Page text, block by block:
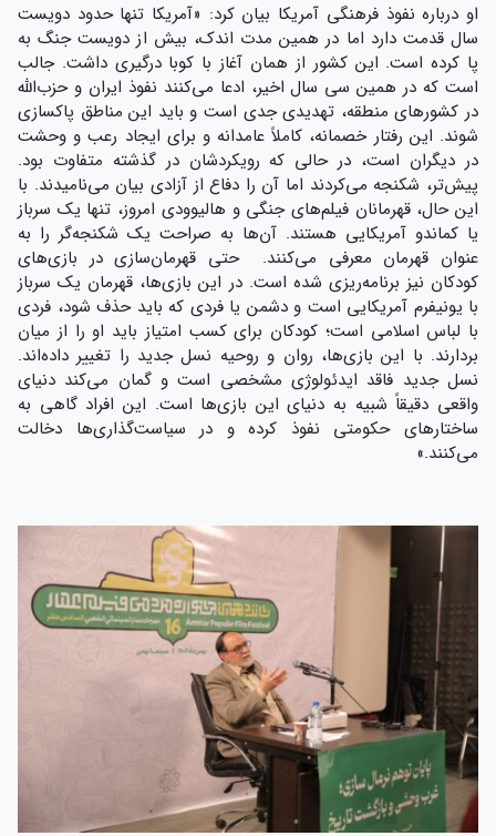
او درباره نفوذ فرهنگی آمریکا بیان کرد: «آمریکا تنها حدود دویست
سال قدمت دارد اما در همین مدت اندک، بیش از دویست جنگ به
پا کرده است. این کشور از همان آغاز با کوبا درگیری داشت. جالب
است که در همین سی سال اخیر، ادعا می‌کنند نفوذ ایران و حزب‌الله
در کشورهای منطقه، تهدیدی جدی است و باید این مناطق پاکسازی
شوند. این رفتار خصمانه، کاملاً عامدانه و برای ایجاد رعب و وحشت
در دیگران است، در حالی که رویکردشان در گذشته متفاوت بود.
پیش‌تر، شکنجه می‌کردند اما آن را دفاع از آزادی بیان می‌نامیدند. با
این حال، قهرمانان فیلم‌های جنگی و هالیوودی امروز، تنها یک سرباز
یا کماندو آمریکایی هستند. آن‌ها به صراحت یک شکنجه‌گر را به
عنوان قهرمان معرفی می‌کنند. حتی قهرمان‌سازی در بازی‌های
کودکان نیز برنامه‌ریزی شده است. در این بازی‌ها، قهرمان یک سرباز
با یونیفرم آمریکایی است و دشمن یا فردی که باید حذف شود، فردی
با لباس اسلامی است؛ کودکان برای کسب امتیاز باید او را از میان
بردارند. با این بازی‌ها، روان و روحیه‌ نسل جدید را تغییر داده‌اند.
نسل جدید فاقد ایدئولوژی مشخصی است و گمان می‌کند دنیای
واقعی دقیقاً شبیه به دنیای این بازی‌ها است. این افراد گاهی به
ساختارهای حکومتی نفوذ کرده و در سیاست‌گذاری‌ها دخالت
می‌کنند.»